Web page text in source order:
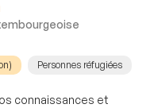
Personnes réfugiées
connaissances et